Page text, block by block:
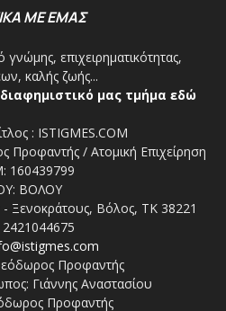
ΜΕ ΕΜΑΣ
γνώμης, επιχειρηματικότητας,
καλής ζωής...
μας τμήμα εδώ
: ISTIGMES.COM
Προφαντής / Ατομική Επιχείρηση
160439799
ΒΟΛΟΥ
Ξενοκράτους, Βόλος, ΤΚ 38221
Προφαντής
Γιάννης Αναστασίου
Προφαντής